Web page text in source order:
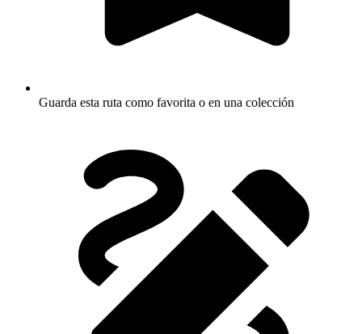
Guarda esta ruta como favorita o en una colección